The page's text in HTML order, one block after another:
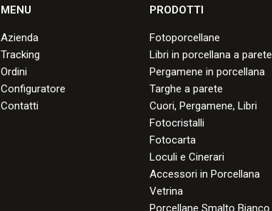
MENU
Azienda
Tracking
Ordini
Configuratore
Contatti
PRODOTTI
Fotoporcellane
Libri in porcellana a parete
Pergamene in porcellana
Targhe a parete
Cuori, Pergamene, Libri
Fotocristalli
Fotocarta
Loculi e Cinerari
Accessori in Porcellana
Vetrina
Porcellane Smalto Bianco